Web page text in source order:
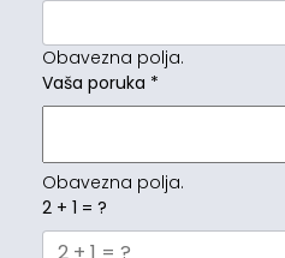
Obavezna polja.
Vaša poruka *
Obavezna polja.
2 + 1 = ?